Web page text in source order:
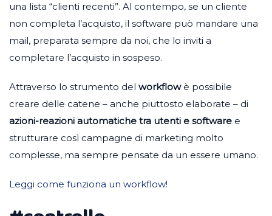
una lista “clienti recenti”. Al contempo, se un cliente
non completa l’acquisto, il software può mandare una
mail, preparata sempre da noi, che lo inviti a
completare l’acquisto in sospeso.
Attraverso lo strumento del workflow è possibile
creare delle catene – anche piuttosto elaborate – di
azioni-reazioni automatiche tra utenti e software e
strutturare così campagne di marketing molto
complesse, ma sempre pensate da un essere umano.
Leggi come funziona un workflow!